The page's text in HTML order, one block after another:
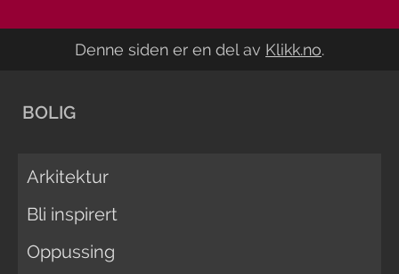
Denne siden er en del av Klikk.no.
BOLIG
Arkitektur
Bli inspirert
Oppussing